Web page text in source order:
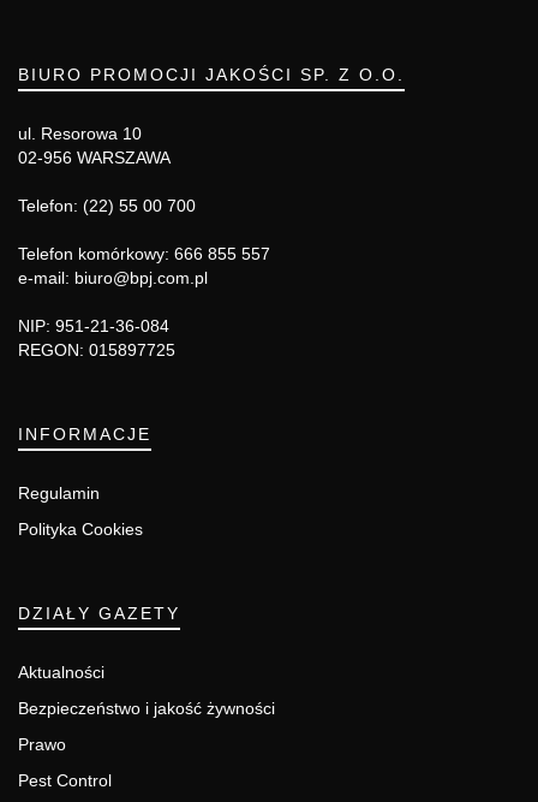
BIURO PROMOCJI JAKOŚCI SP. Z O.O.
ul. Resorowa 10
02-956 WARSZAWA
Telefon: (22) 55 00 700
Telefon komórkowy: 666 855 557
e-mail: biuro@bpj.com.pl
NIP: 951-21-36-084
REGON: 015897725
INFORMACJE
Regulamin
Polityka Cookies
DZIAŁY GAZETY
Aktualności
Bezpieczeństwo i jakość żywności
Prawo
Pest Control